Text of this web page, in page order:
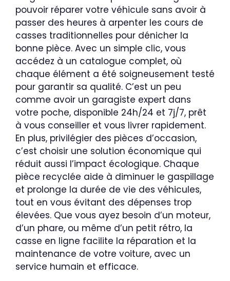
pouvoir réparer votre véhicule sans avoir à
passer des heures à arpenter les cours de
casses traditionnelles pour dénicher la
bonne pièce. Avec un simple clic, vous
accédez à un catalogue complet, où
chaque élément a été soigneusement testé
pour garantir sa qualité. C’est un peu
comme avoir un garagiste expert dans
votre poche, disponible 24h/24 et 7j/7, prêt
à vous conseiller et vous livrer rapidement.
En plus, privilégier des pièces d’occasion,
c’est choisir une solution économique qui
réduit aussi l’impact écologique. Chaque
pièce recyclée aide à diminuer le gaspillage
et prolonge la durée de vie des véhicules,
tout en vous évitant des dépenses trop
élevées. Que vous ayez besoin d’un moteur,
d’un phare, ou même d’un petit rétro, la
casse en ligne facilite la réparation et la
maintenance de votre voiture, avec un
service humain et efficace.